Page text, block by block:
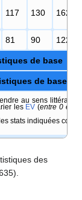
117 130 162
81 90 122
de base
de base
au sens littéral.
les EV (entre 0 et
stats indiquées
des